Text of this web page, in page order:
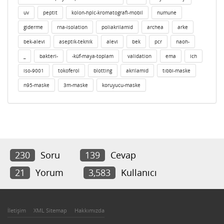
uv peptit kolon-hplc-kromatografi-mobil numune
giderme rna-isolation poliakrilamid archea arke
bek-alevi aseptik-teknik alevi bek pcr naoh-
bakteri- -küf-maya-toplam validation ema ich
iso-9001 tokoferol blotting akrilamid tıbbi-maske
n95-maske 3m-maske koruyucu-maske
230 Soru 139
Cevap
21
Yorum 3,583 Kullanıcı
İletişim XML Sitemap Hakkımızda